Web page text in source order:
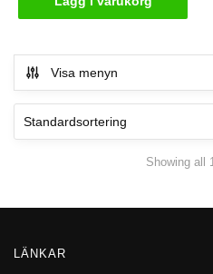
Visa menyn
Showing all
LÄNKAR